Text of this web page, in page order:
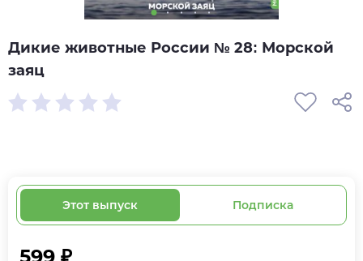
Дикие животные России № 28: Морской
заяц
Этот выпуск Подписка